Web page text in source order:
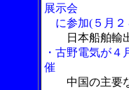
展示会
に参加(５月２
日本船舶輸
・古野電気が
催
中国の主要